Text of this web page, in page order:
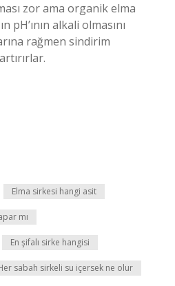
zor ama organik elma
alkali olmasını
rağmen sindirim
Elma sirkesi hangi asit
mı
En şifalı sirke hangisi
sabah sirkeli su içersek ne olur